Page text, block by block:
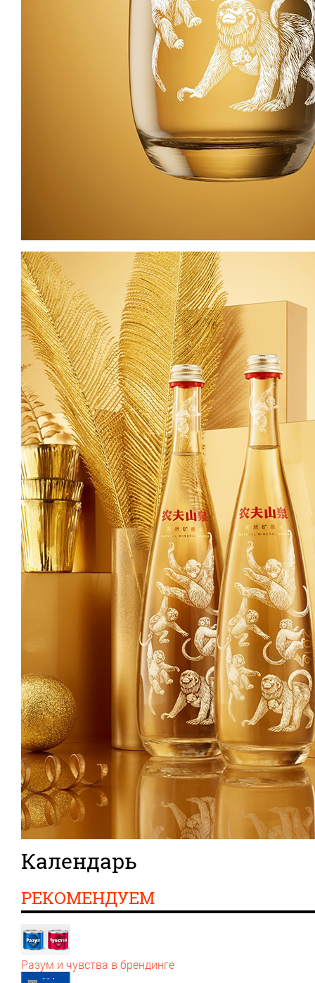
Календарь
РЕКОМЕНДУЕМ
Разум и чувства в брендинге